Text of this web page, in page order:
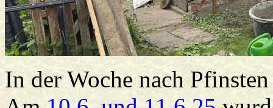
In der Woche nach